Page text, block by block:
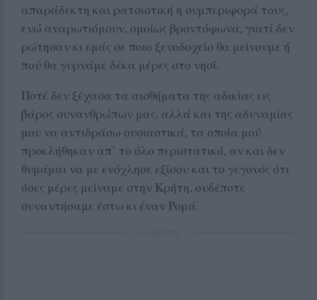
απαράδεκτη και ρατσιστική η συμπεριφορά τους,
ενώ αναρωτιόμουν, ομοίως βροντόφωνα, γιατί δεν
ρώτησαν κι εμάς σε ποιο ξενοδοχείο θα μείνουμε ή
πού θα γυρνάμε δέκα μέρες στο νησί.
Ποτέ δεν ξέχασα τα αισθήματα της αδικίας εις
βάρος συνανθρώπων μας, αλλά και της αδυναμίας
μου να αντιδράσω ουσιαστικά, τα οποία μού
προκλήθηκαν απ’ το όλο περιστατικό, αν και δεν
θυμάμαι να με ενόχλησε εξίσου και το γεγονός ότι
όσες μέρες μείναμε στην Κρήτη, ουδέποτε
συναντήσαμε έστω κι έναν Ρομά.